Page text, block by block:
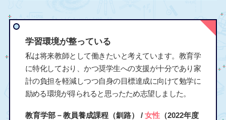
学習環境が整っている
私は将来教師として働きたいと考えています。教育学
に特化しており、かつ奨学生への支援が十分であり家
計の負担を軽減しつつ自身の目標達成に向けて勉学に
励める環境が得られると思ったため志望しました。
教育学部－教員養成課程（釧路） / 女性（2022年度